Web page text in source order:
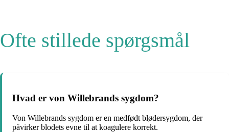
Ofte stillede spørgsmål
Hvad er von Willebrands sygdom?
Von Willebrands sygdom er en medfødt blødersygdom, der
påvirker blodets evne til at koagulere korrekt.